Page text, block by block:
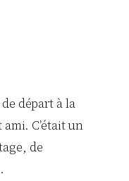
départ à la
C’était un
de